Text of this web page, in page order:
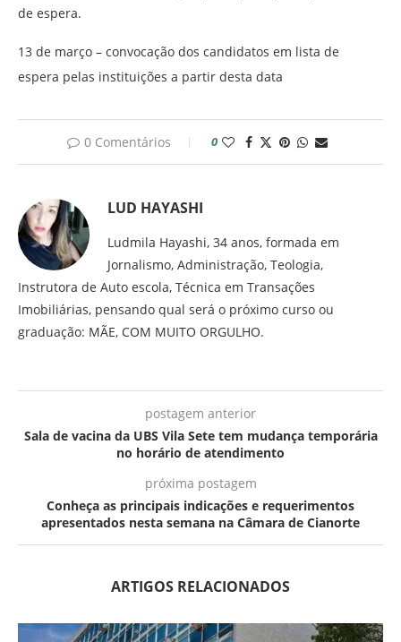
de espera.
13 de março – convocação dos candidatos em lista de
espera pelas instituições a partir desta data
0 Comentários 0
LUD HAYASHI
Ludmila Hayashi, 34 anos, formada em
Jornalismo, Administração, Teologia,
Instrutora de Auto escola, Técnica em Transações
Imobiliárias, pensando qual será o próximo curso ou
graduação: MÃE, COM MUITO ORGULHO.
postagem anterior
Sala de vacina da UBS Vila Sete tem mudança temporária
no horário de atendimento
próxima postagem
Conheça as principais indicações e requerimentos
apresentados nesta semana na Câmara de Cianorte
ARTIGOS RELACIONADOS